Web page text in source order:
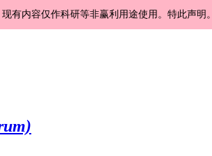
有内容仅作科研等非赢利用途使用。特此声明。